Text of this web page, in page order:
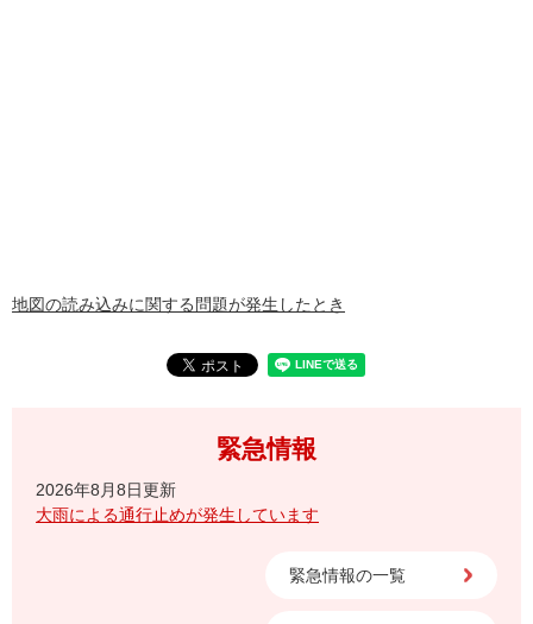
地図の読み込みに関する問題が発生したとき
緊急情報
2026年8月8日更新
大雨による通行止めが発生しています
緊急情報の一覧